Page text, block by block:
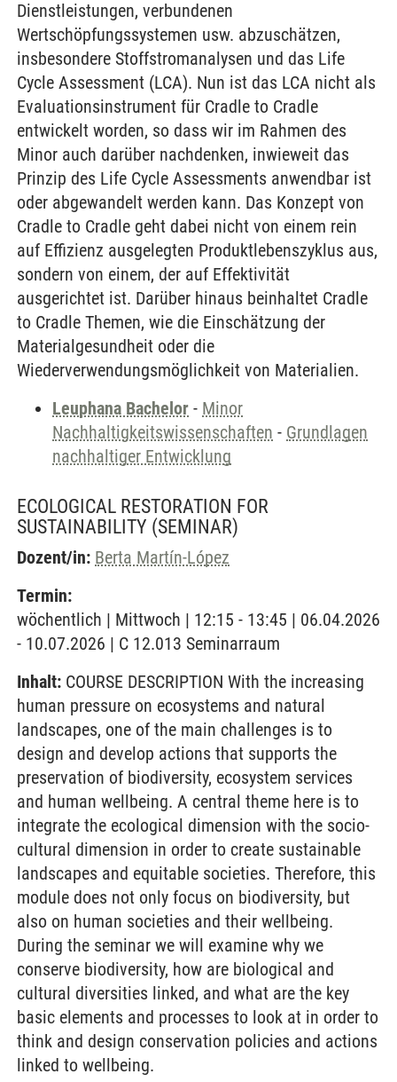
Dienstleistungen, verbundenen
Wertschöpfungssystemen usw. abzuschätzen,
insbesondere Stoffstromanalysen und das Life
Cycle Assessment (LCA). Nun ist das LCA nicht als
Evaluationsinstrument für Cradle to Cradle
entwickelt worden, so dass wir im Rahmen des
Minor auch darüber nachdenken, inwieweit das
Prinzip des Life Cycle Assessments anwendbar ist
oder abgewandelt werden kann. Das Konzept von
Cradle to Cradle geht dabei nicht von einem rein
auf Effizienz ausgelegten Produktlebenszyklus aus,
sondern von einem, der auf Effektivität
ausgerichtet ist. Darüber hinaus beinhaltet Cradle
to Cradle Themen, wie die Einschätzung der
Materialgesundheit oder die
Wiederverwendungsmöglichkeit von Materialien.
Leuphana Bachelor - Minor
Nachhaltigkeitswissenschaften - Grundlagen
nachhaltiger Entwicklung
ECOLOGICAL RESTORATION FOR
SUSTAINABILITY (SEMINAR)
Dozent/in: Berta Martín-López
Termin:
wöchentlich | Mittwoch | 12:15 - 13:45 | 06.04.2026
- 10.07.2026 | C 12.013 Seminarraum
Inhalt: COURSE DESCRIPTION With the increasing
human pressure on ecosystems and natural
landscapes, one of the main challenges is to
design and develop actions that supports the
preservation of biodiversity, ecosystem services
and human wellbeing. A central theme here is to
integrate the ecological dimension with the socio-
cultural dimension in order to create sustainable
landscapes and equitable societies. Therefore, this
module does not only focus on biodiversity, but
also on human societies and their wellbeing.
During the seminar we will examine why we
conserve biodiversity, how are biological and
cultural diversities linked, and what are the key
basic elements and processes to look at in order to
think and design conservation policies and actions
linked to wellbeing.